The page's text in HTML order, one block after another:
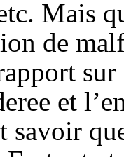
Mais
de
et
savoir